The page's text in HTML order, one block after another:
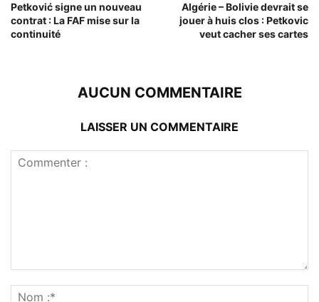
Petković signe un nouveau
contrat : La FAF mise sur la
continuité
Algérie – Bolivie devrait se
jouer à huis clos : Petkovic
veut cacher ses cartes
AUCUN COMMENTAIRE
LAISSER UN COMMENTAIRE